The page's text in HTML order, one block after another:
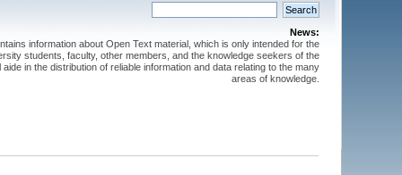
News:
information about Open Text material, which is only intended for the
students, faculty, other members, and the knowledge seekers of the
in the distribution of reliable information and data relating to the many
areas of knowledge.